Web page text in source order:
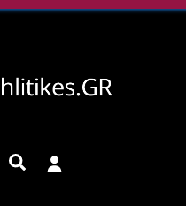
Cart Αναζήτηση